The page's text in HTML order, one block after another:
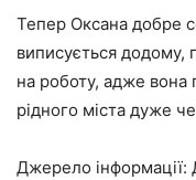
Тепер Оксана добре
виписується
на роботу, адже вона
рідного міста дуже
Джерело інформації: